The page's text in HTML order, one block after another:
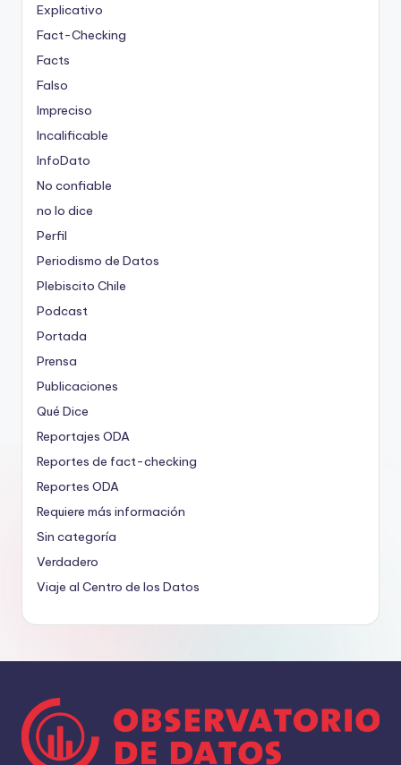
Explicativo
Fact-Checking
Facts
Falso
Impreciso
Incalificable
InfoDato
No confiable
no lo dice
Perfil
Periodismo de Datos
Plebiscito Chile
Podcast
Portada
Prensa
Publicaciones
Qué Dice
Reportajes ODA
Reportes de fact-checking
Reportes ODA
Requiere más información
Sin categoría
Verdadero
Viaje al Centro de los Datos